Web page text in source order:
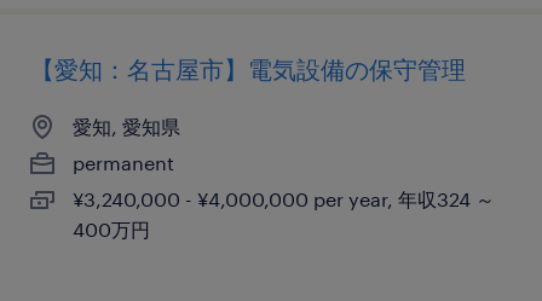
【愛知：名古屋市】電気設備の保守管理
愛知, 愛知県
permanent
¥3,240,000 - ¥4,000,000 per year, 年収324 ～
400万円